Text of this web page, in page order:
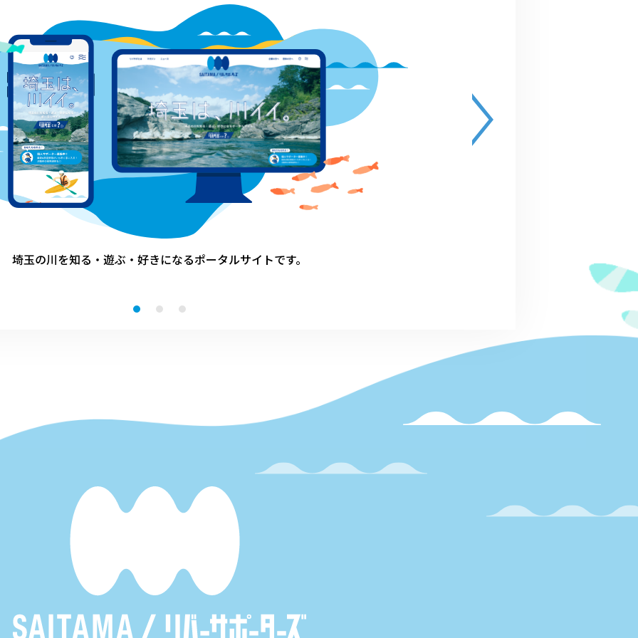
1
埼玉の川を知る・遊ぶ・好きになるポータルサイトです。